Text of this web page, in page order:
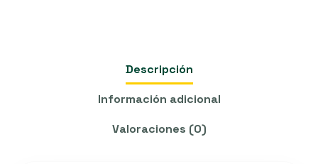
Descripción
Información adicional
Valoraciones (0)